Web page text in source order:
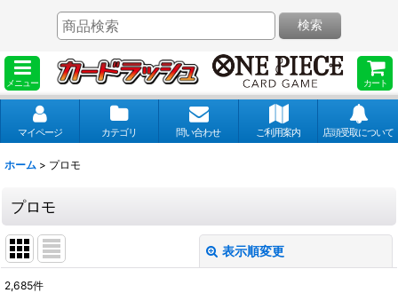
メニュー カート
検索
マイページ カテゴリ 問い合わせ ご利用案内 店頭受取について
ホーム > プロモ
プロモ
表示順変更
2,685件